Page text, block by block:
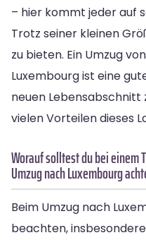
– hier kommt jeder auf
Trotz seiner kleinen
zu bieten. Ein Umzug
Luxembourg ist eine
neuen Lebensabschnitt
vielen Vorteilen dieses
Worauf solltest du bei einem
Umzug nach Luxembourg
Beim Umzug nach
beachten,